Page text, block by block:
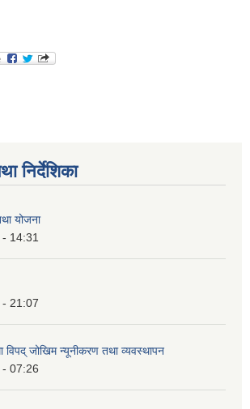
निर्देशिका
योजना
14:31
21:07
विपद् जोखिम न्यूनीकरण तथा व्यवस्थापन
07:26